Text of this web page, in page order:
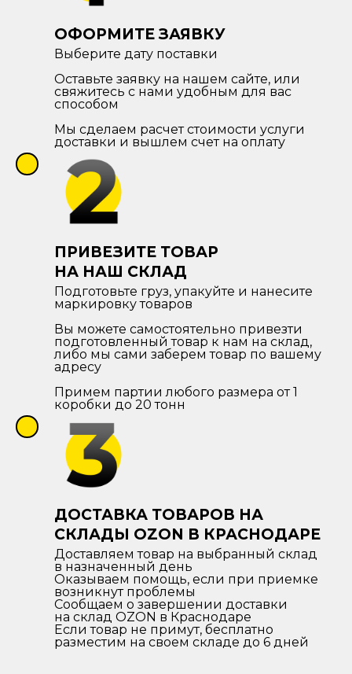
ОФОРМИТЕ ЗАЯВКУ
Выберите дату поставки
Оставьте заявку на нашем сайте, или
свяжитесь с нами удобным для вас
способом
Мы сделаем расчет стоимости услуги
доставки и вышлем счет на оплату
ПРИВЕЗИТЕ ТОВАР
НА НАШ СКЛАД
Подготовьте груз, упакуйте и нанесите
маркировку товаров
Вы можете самостоятельно привезти
подготовленный товар к нам на склад,
либо мы сами заберем товар по вашему
адресу
Примем партии любого размера от 1
коробки до 20 тонн
ДОСТАВКА ТОВАРОВ НА
СКЛАДЫ OZON В КРАСНОДАРЕ
Доставляем товар на выбранный склад
в назначенный день
Оказываем помощь, если при приемке
возникнут проблемы
Сообщаем о завершении доставки
на склад OZON в Краснодаре
Если товар не примут, бесплатно
разместим на своем складе до 6 дней